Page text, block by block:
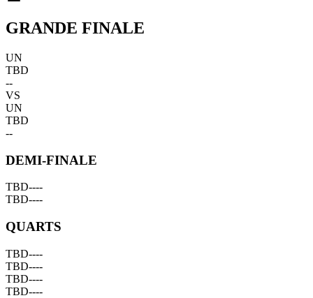
GRANDE FINALE
UN
TBD
--
VS
UN
TBD
--
DEMI-FINALE
TBD----
TBD----
QUARTS
TBD----
TBD----
TBD----
TBD----